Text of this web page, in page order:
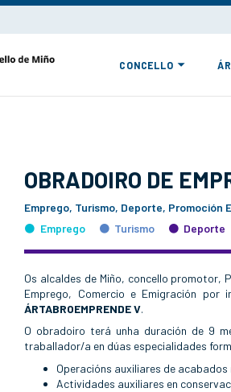
CONCELLO
OBRADOIRO DE
Emprego, Turismo, Deporte, Promoción
Emprego
Turismo Deporte
Os alcaldes de Miño, concello promotor,
Emprego, Comercio e Emigración
ÁRTABROEMPRENDE V.
O obradoiro terá unha duración de 9
traballador/a en dúas especialidades
Operacións auxiliares de
Actividades auxiliares en